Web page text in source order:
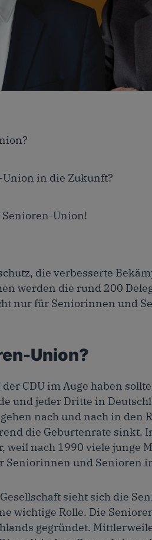
in die Zukunft?
Union!
die verbesserte
werden die rund 200
nur für Seniorinnen und
Union?
CDU im Auge haben
und jeder Dritte in
nach und nach in den
die Geburtenrate sinkt.
weil nach 1990 viele junge
Seniorinnen und Senioren
sieht sich die
wichtige Rolle. Die
gegründet.